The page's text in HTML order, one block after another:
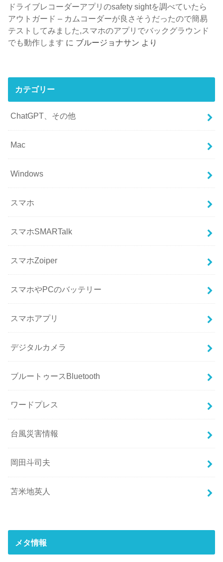
ドライブレコーダーアプリのsafety sightを調べていたら
アウトガード – カムコーダーが良さそうだったので簡易
テストしてみました,スマホのアプリでバックグラウンド
でも動作します に ブルージョナサン より
カテゴリー
ChatGPT、その他
Mac
Windows
スマホ
スマホSMARTalk
スマホZoiper
スマホやPCのバッテリー
スマホアプリ
デジタルカメラ
ブルートゥースBluetooth
ワードプレス
台風災害情報
岡田斗司夫
苫米地英人
メタ情報